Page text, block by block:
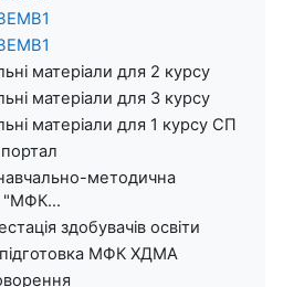
матеріали для 2 курсу
матеріали для 3 курсу
матеріали для 1 курсу СП
методична
"МФК...
здобувачів освіти
МФК ХДМА